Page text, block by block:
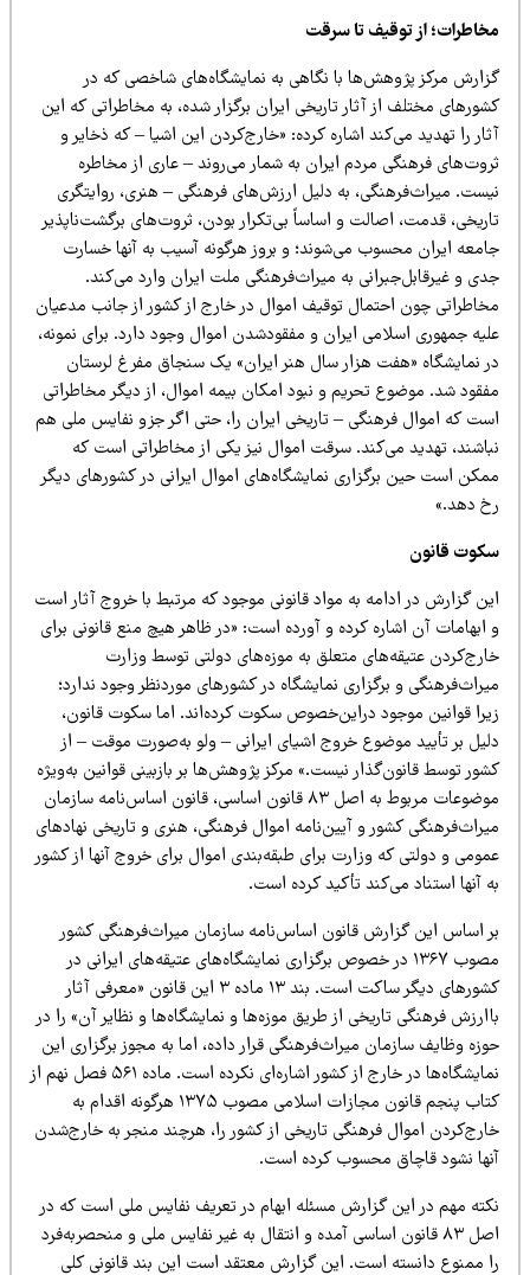
از توقیف تا سرقت
مرکز پژوهش‌ها با نگاهی به نمایشگاه‌های شاخصی که در
مختلف از آثار تاریخی ایران برگزار شده، به مخاطراتی که این
را تهدید می‌کند اشاره کرده: «خارج‌کردن این اشیا – که ذخایر و
فرهنگی مردم ایران به شمار می‌روند – عاری از مخاطره
میراث‌فرهنگی، به دلیل ارزش‌های فرهنگی – هنری، روایتگری
قدمت، اصالت و اساساً بی‌تکرار بودن، ثروت‌های برگشت‌ناپذیر
ایران محسوب می‌شوند؛ و بروز هرگونه آسیب به آنها خسارت
و غیرقابل‌جبرانی به میراث‌فرهنگی ملت ایران وارد می‌کند.
چون احتمال توقیف اموال در خارج از کشور از جانب مدعیان
جمهوری اسلامی ایران و مفقودشدن اموال وجود دارد. برای نمونه،
نمایشگاه «هفت هزار سال هنر ایران» یک سنجاق مفرغ لرستان
شد. موضوع تحریم و نبود امکان بیمه اموال، از دیگر مخاطراتی
که اموال فرهنگی – تاریخی ایران را، حتی اگر جزو نفایس ملی هم
تهدید می‌کند. سرقت اموال نیز یکی از مخاطراتی است که
است حین برگزاری نمایشگاه‌های اموال ایرانی در کشورهای دیگر
دهد.»
قانون
گزارش در ادامه به مواد قانونی موجود که مرتبط با خروج آثار است
ابهامات آن اشاره کرده و آورده است: «در ظاهر هیچ منع قانونی برای
عتیقه‌های متعلق به موزه‌های دولتی توسط وزارت
و برگزاری نمایشگاه در کشورهای موردنظر وجود ندارد؛
قوانین موجود دراین‌خصوص سکوت کرده‌اند. اما سکوت قانون،
بر تأیید موضوع خروج اشیای ایرانی – ولو به‌صورت موقت – از
توسط قانون‌گذار نیست.» مرکز پژوهش‌ها بر بازبینی قوانین به‌ویژه
موضوعات مربوط به اصل ۸۳ قانون اساسی، قانون اساس‌نامه سازمان
کشور و آیین‌نامه اموال فرهنگی، هنری و تاریخی نهادهای
و دولتی که وزارت برای طبقه‌بندی اموال برای خروج آنها از کشور
آنها استناد می‌کند تأکید کرده است.
اساس این گزارش قانون اساس‌نامه سازمان میراث‌فرهنگی کشور
مصوب ۱۳۶۷ در خصوص برگزاری نمایشگاه‌های عتیقه‌های ایرانی در
کشورهای دیگر ساکت است. بند ۱۳ ماده ۳ این قانون «معرفی آثار
فرهنگی تاریخی از طریق موزه‌ها و نمایشگاه‌ها و نظایر آن» را در
وظایف سازمان میراث‌فرهنگی قرار داده، اما به مجوز برگزاری این
نمایشگاه‌ها در خارج از کشور اشاره‌ای نکرده است. ماده ۵۶۱ فصل نهم از
کتاب پنجم قانون مجازات اسلامی مصوب ۱۳۷۵ هرگونه اقدام به
اموال فرهنگی تاریخی از کشور را، هرچند منجر به خارج‌شدن
نشود قاچاق محسوب کرده است.
مهم در این گزارش مسئله ابهام در تعریف نفایس ملی است که در
اصل ۸۳ قانون اساسی آمده و انتقال به غیر نفایس ملی و منحصربه‌فرد
ممنوع دانسته است. این گزارش معتقد است این بند قانونی کلی